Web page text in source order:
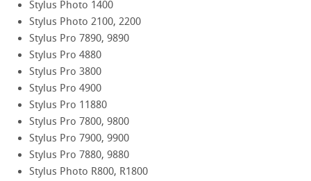
Stylus Photo 1400
Stylus Photo 2100, 2200
Stylus Pro 7890, 9890
Stylus Pro 4880
Stylus Pro 3800
Stylus Pro 4900
Stylus Pro 11880
Stylus Pro 7800, 9800
Stylus Pro 7900, 9900
Stylus Pro 7880, 9880
Stylus Photo R800, R1800